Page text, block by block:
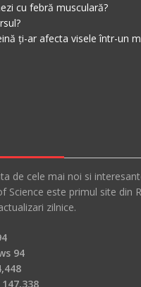
cu febră musculară?
ți-ar afecta visele într-un
de cele mai noi si
Science este primul site din
zilnice.
94
147,338